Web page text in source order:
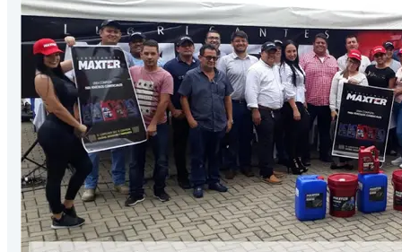
Presentación
3.78Lts
VER PRODUCTO